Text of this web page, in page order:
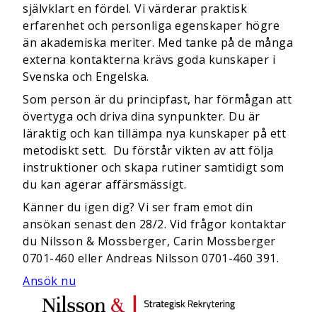
självklart en fördel. Vi värderar praktisk
erfarenhet och personliga egenskaper högre
än akademiska meriter. Med tanke på de många
externa kontakterna krävs goda kunskaper i
Svenska och Engelska.
Som person är du principfast, har förmågan att
övertyga och driva dina synpunkter. Du är
läraktig och kan tillämpa nya kunskaper på ett
metodiskt sett. Du förstår vikten av att följa
instruktioner och skapa rutiner samtidigt som
du kan agerar affärsmässigt.
Känner du igen dig? Vi ser fram emot din
ansökan senast den 28/2. Vid frågor kontaktar
du Nilsson & Mossberger, Carin Mossberger
0701-460 eller Andreas Nilsson 0701-460 391.
Ansök nu